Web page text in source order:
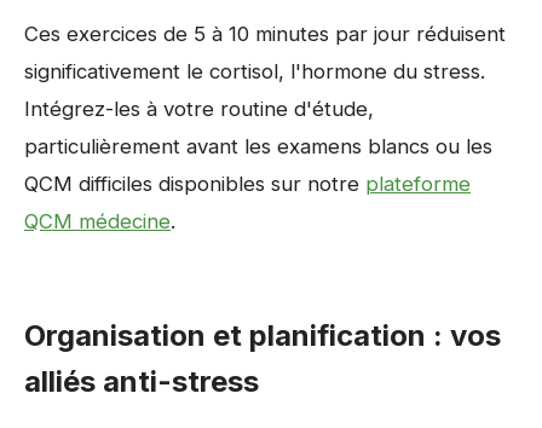
Ces exercices de 5 à 10 minutes par jour réduisent
significativement le cortisol, l'hormone du stress.
Intégrez-les à votre routine d'étude,
particulièrement avant les examens blancs ou les
QCM difficiles disponibles sur notre plateforme
QCM médecine.
Organisation et planification : vos
alliés anti-stress